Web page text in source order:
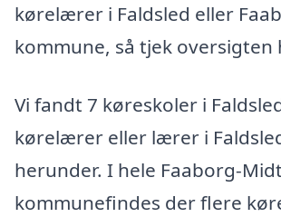
kørelærer i Faldsled eller
kommune, så tjek oversigten
Vi fandt 7 køreskoler i
kørelærer eller lærer i
herunder. I hele Faaborg-
kommunefindes der flere